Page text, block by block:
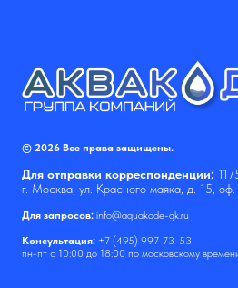
© 2026 Все права защищены.
Для отправки корреспонденции:
г. Москва, ул. Красного маяка, д. 15, оф.
Для запросов: info@aquakode-gk.ru
Консультация: +7 (495) 997-73-53
пн-пт с 10:00 до 18:00 по московскому